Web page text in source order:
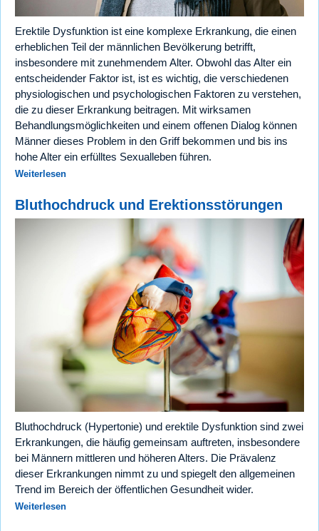
Erektile Dysfunktion ist eine komplexe Erkrankung, die einen
erheblichen Teil der männlichen Bevölkerung betrifft,
insbesondere mit zunehmendem Alter. Obwohl das Alter ein
entscheidender Faktor ist, ist es wichtig, die verschiedenen
physiologischen und psychologischen Faktoren zu verstehen,
die zu dieser Erkrankung beitragen. Mit wirksamen
Behandlungsmöglichkeiten und einem offenen Dialog können
Männer dieses Problem in den Griff bekommen und bis ins
hohe Alter ein erfülltes Sexualleben führen.
Weiterlesen
Bluthochdruck und Erektionsstörungen
Bluthochdruck (Hypertonie) und erektile Dysfunktion sind zwei
Erkrankungen, die häufig gemeinsam auftreten, insbesondere
bei Männern mittleren und höheren Alters. Die Prävalenz
dieser Erkrankungen nimmt zu und spiegelt den allgemeinen
Trend im Bereich der öffentlichen Gesundheit wider.
Weiterlesen